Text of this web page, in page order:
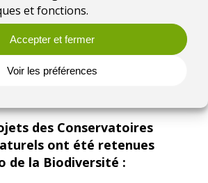
et fonctions.
Accepter et fermer
Voir les préférences
l’eau dans ces zones où la
foisonne : grenouilles,
araignées, et
qui tous trouvent refuge
naturel
des Conservatoires
ont été retenues
de la Biodiversité :